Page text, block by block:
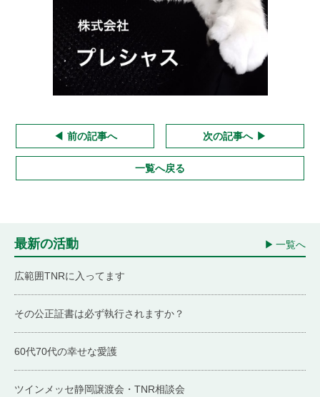
前の記事へ
一覧へ戻る
次の記事へ
最新の活動 一覧へ
広範囲TNRに入ってます
その公正証書は必ず執行されますか？
60代70代の幸せな愛護
ツインメッセ静岡譲渡会・TNR相談会